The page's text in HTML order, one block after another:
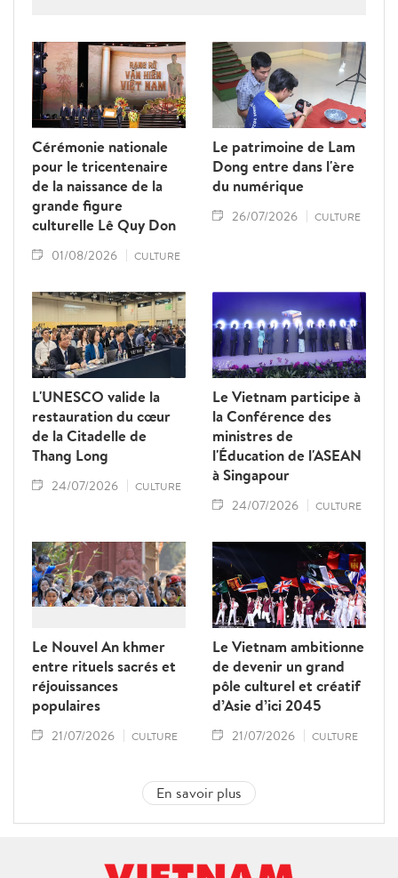
Cérémonie nationale
pour le tricentenaire
de la naissance de la
grande figure
culturelle Lê Quy Don
01/08/2026 CULTURE
Le patrimoine de Lam
Dong entre dans l'ère
du numérique
26/07/2026 CULTURE
L'UNESCO valide la
restauration du cœur
de la Citadelle de
Thang Long
24/07/2026 CULTURE
Le Vietnam participe à
la Conférence des
ministres de
l'Éducation de l'ASEAN
à Singapour
24/07/2026 CULTURE
Le Nouvel An khmer
entre rituels sacrés et
réjouissances
populaires
21/07/2026 CULTURE
Le Vietnam ambitionne
de devenir un grand
pôle culturel et créatif
d’Asie d’ici 2045
21/07/2026 CULTURE
En savoir plus